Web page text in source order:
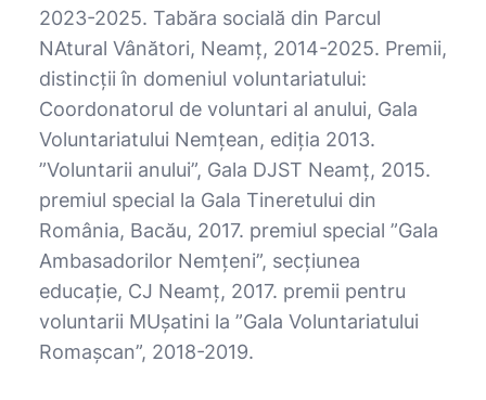
2023-2025. Tabăra socială din Parcul
NAtural Vânători, Neamț, 2014-2025. Premii,
distincții în domeniul voluntariatului:
Coordonatorul de voluntari al anului, Gala
Voluntariatului Nemțean, ediția 2013.
”Voluntarii anului”, Gala DJST Neamț, 2015.
premiul special la Gala Tineretului din
România, Bacău, 2017. premiul special ”Gala
Ambasadorilor Nemțeni”, secțiunea
educație, CJ Neamț, 2017. premii pentru
voluntarii MUșatini la ”Gala Voluntariatului
Romașcan”, 2018-2019.